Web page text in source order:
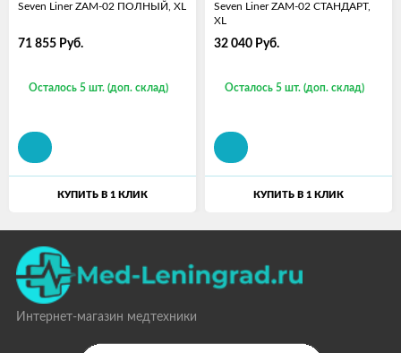
Seven Liner ZAM-02 ПОЛНЫЙ, XL
71 855 Руб.
Осталось 5 шт. (доп. склад)
КУПИТЬ В 1 КЛИК
Seven Liner ZAM-02 СТАНДАРТ,
XL
32 040 Руб.
Осталось 5 шт. (доп. склад)
КУПИТЬ В 1 КЛИК
Интернет-магазин медтехники